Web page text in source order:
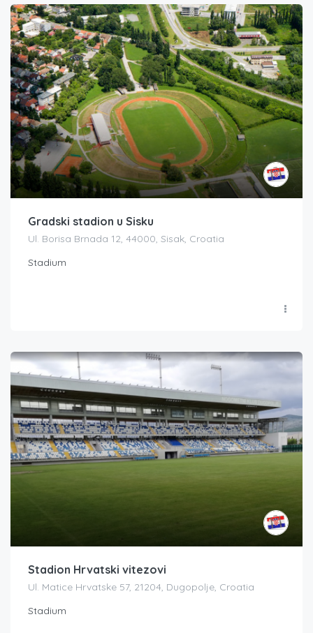
Gradski stadion u Sisku
Ul. Borisa Brnada 12, 44000, Sisak, Croatia
Stadium
Stadion Hrvatski vitezovi
Ul. Matice Hrvatske 57, 21204, Dugopolje, Croatia
Stadium